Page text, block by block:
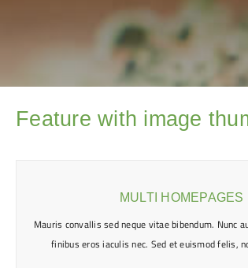
Feature with image
MULTI HOMEPAGES
Mauris convallis sed neque vitae bibendum. Nunc
finibus eros iaculis nec. Sed et euismod felis,